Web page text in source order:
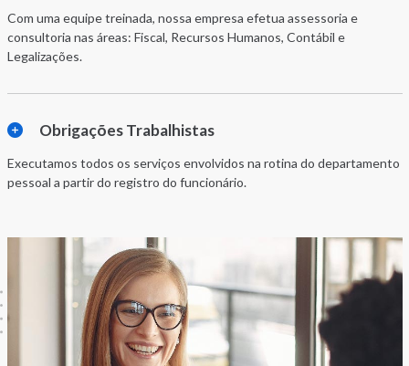
Com uma equipe treinada, nossa empresa efetua assessoria e
consultoria nas áreas: Fiscal, Recursos Humanos, Contábil e
Legalizações.
Obrigações Trabalhistas
Executamos todos os serviços envolvidos na rotina do departamento
pessoal a partir do registro do funcionário.